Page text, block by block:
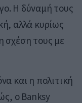
Η δύναμή τους
αλλά κυρίως
σχέση τους με
και η πολιτική
ο Banksy